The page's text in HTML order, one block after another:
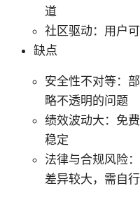
道
社区驱动：用户
缺点
安全性不对等：
略不透明的问题
绩效波动大：免
稳定
法律与合规风险
差异较大，需自